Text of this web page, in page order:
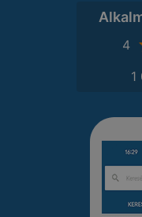
4
1